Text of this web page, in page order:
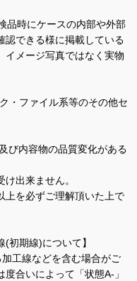
品時にケースの内部や外部
認できる様に掲載している
イメージ写真ではなく実物
・ファイル系等のその他セ
び内容物の品質変化がある
出来ません。
上を必ずご理解頂いた上で
(初期線)について】
工線などを含む場合がご
合いによって「状態A-」